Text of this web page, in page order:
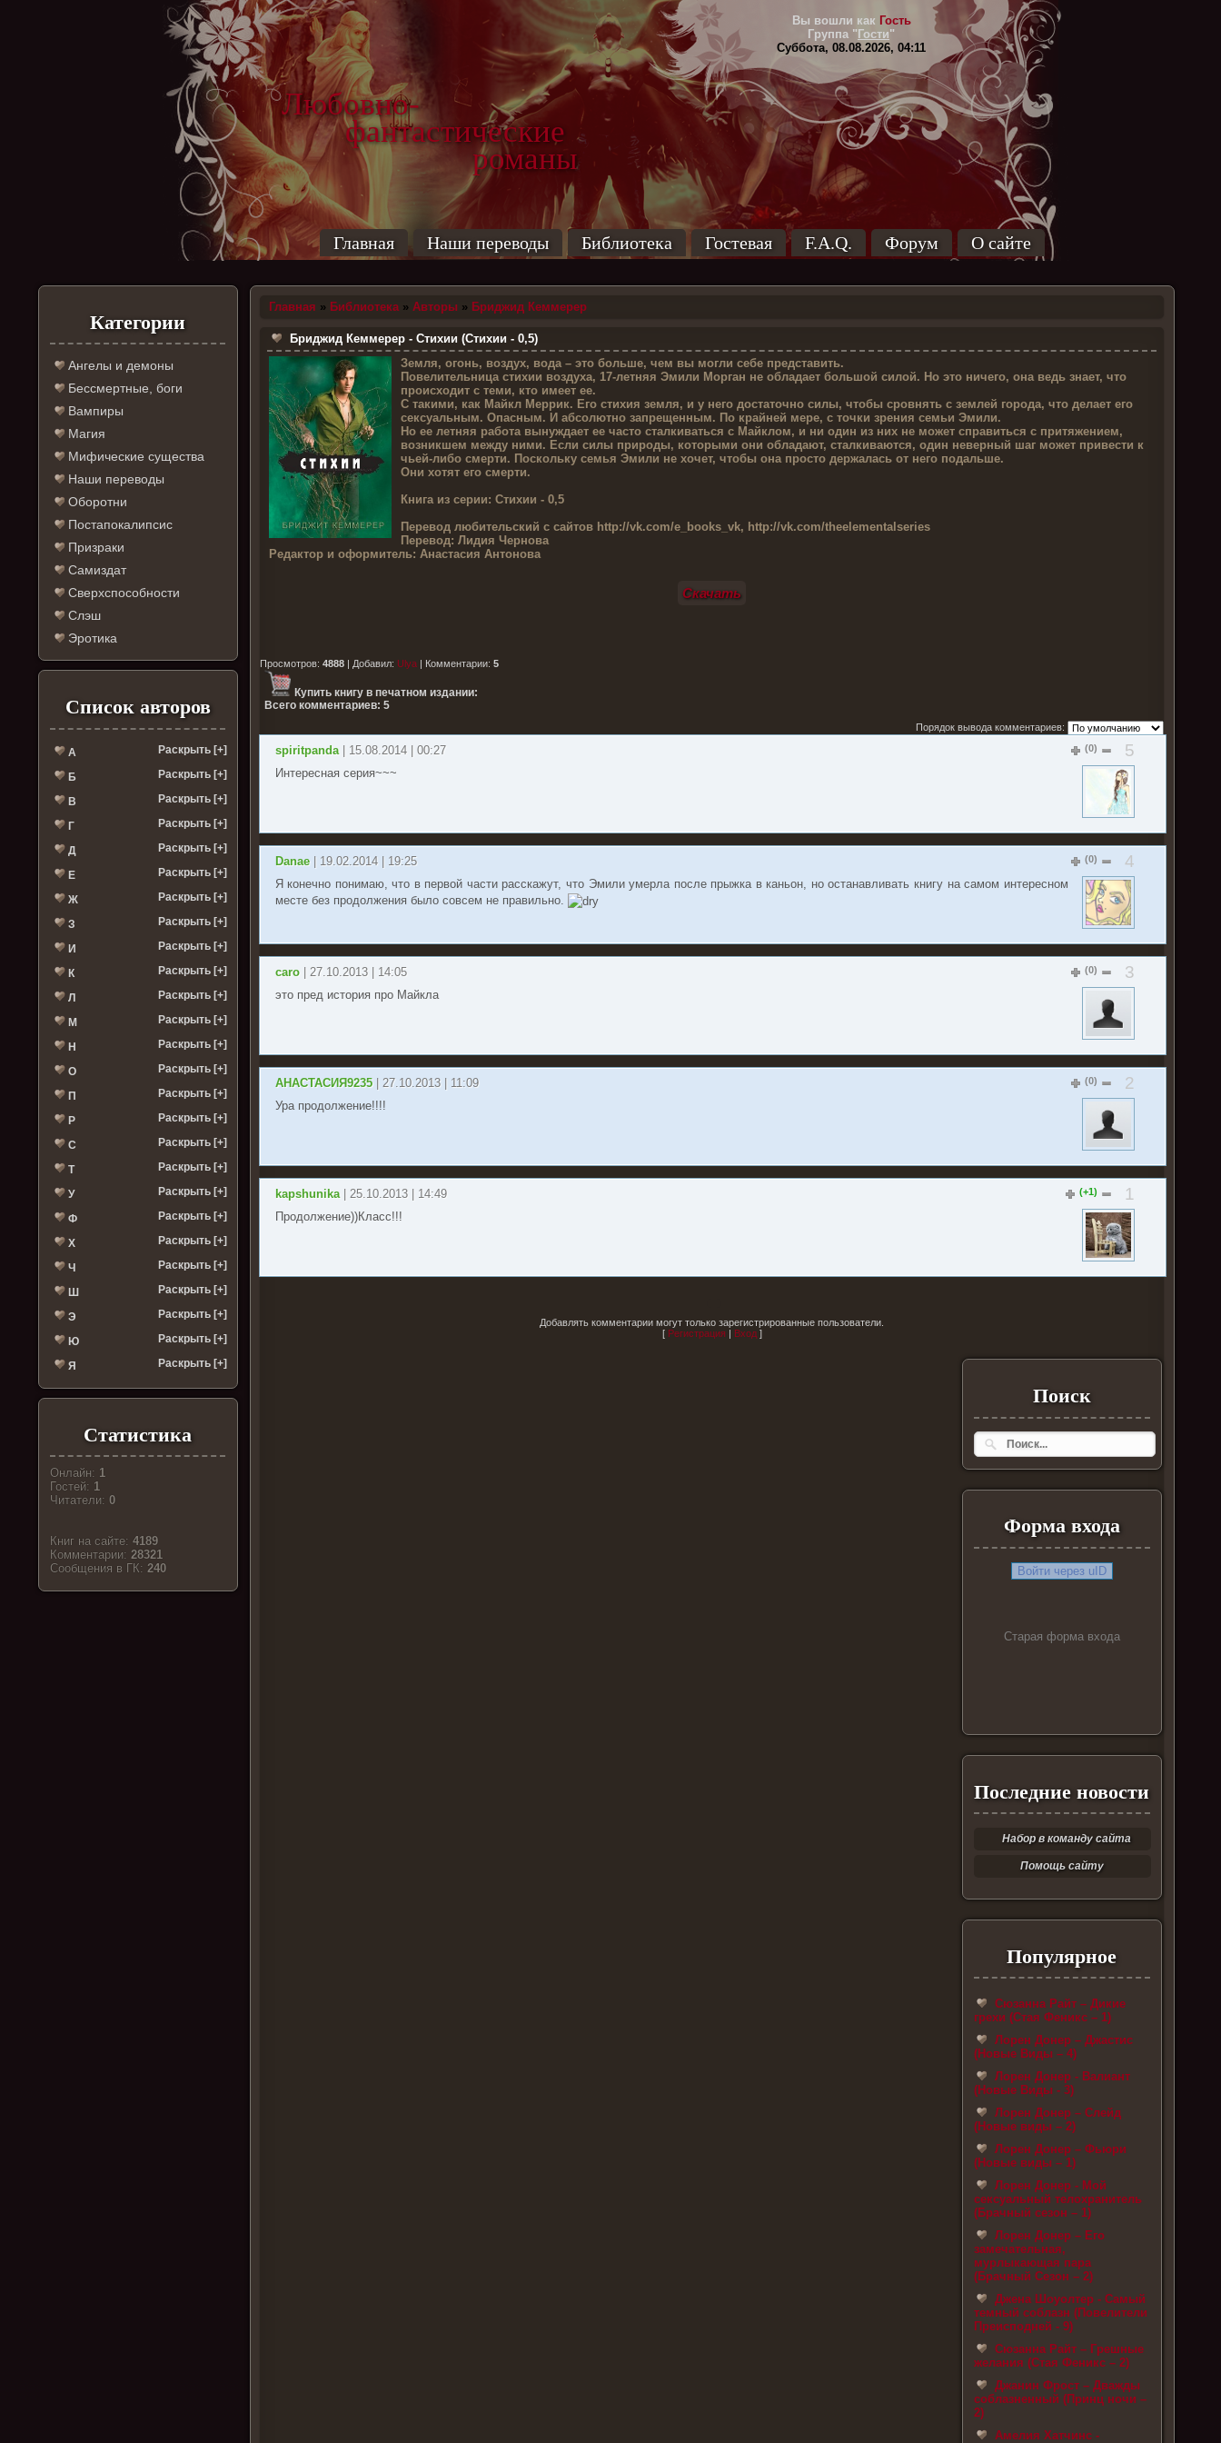
Любовно-
фантастические
романы
Вы вошли как Гость
Группа " Гости"
Суббота, 08.08.2026, 04:11
Главная Наши переводы Библиотека Гостевая F.A.Q. Форум О сайте
Категории
Ангелы и демоны
Бессмертные, боги
Вампиры
Магия
Мифические существа
Наши переводы
Оборотни
Постапокалипсис
Призраки
Самиздат
Сверхспособности
Слэш
Эротика
Список авторов
А Раскрыть [+]
Б Раскрыть [+]
В Раскрыть [+]
Г Раскрыть [+]
Д Раскрыть [+]
Е Раскрыть [+]
Ж Раскрыть [+]
З Раскрыть [+]
И Раскрыть [+]
К Раскрыть [+]
Л Раскрыть [+]
М Раскрыть [+]
Н Раскрыть [+]
О Раскрыть [+]
П Раскрыть [+]
Р Раскрыть [+]
С Раскрыть [+]
Т Раскрыть [+]
У Раскрыть [+]
Ф Раскрыть [+]
Х Раскрыть [+]
Ч Раскрыть [+]
Ш Раскрыть [+]
Э Раскрыть [+]
Ю Раскрыть [+]
Я Раскрыть [+]
Статистика
Онлайн: 1
Гостей: 1
Читатели: 0
Книг на сайте: 4189
Комментарии: 28321
Cообщения в ГК: 240
Главная » Библиотека» Авторы » Бриджид Кеммерер
Бриджид Кеммерер - Стихии (Стихии - 0,5)
Земля, огонь, воздух, вода – это больше, чем вы могли себе представить.
Повелительница стихии воздуха, 17-летняя Эмили Морган не обладает большой силой. Но это ничего, она ведь знает, что
происходит с теми, кто имеет ее.
С такими, как Майкл Меррик. Его стихия земля, и у него достаточно силы, чтобы сровнять с землей города, что делает его
сексуальным. Опасным. И абсолютно запрещенным. По крайней мере, с точки зрения семьи Эмили.
Но ее летняя работа вынуждает ее часто сталкиваться с Майклом, и ни один из них не может справиться с притяжением,
возникшем между ними. Если силы природы, которыми они обладают, сталкиваются, один неверный шаг может привести к
чьей-либо смерти. Поскольку семья Эмили не хочет, чтобы она просто держалась от него подальше.
Они хотят его смерти.
Книга из серии: Стихии - 0,5
Перевод любительский с сайтов http://vk.com/e_books_vk, http://vk.com/theelementalseries
Перевод: Лидия Чернова
Редактор и оформитель: Анастасия Антонова
Скачать
Просмотров: 4888| Добавил: Ulya| Комментарии: 5
Купить книгу в печатном издании:
Всего комментариев: 5
Порядок вывода комментариев:
spiritpanda | 15.08.2014 | 00:27 5
(0)
Интересная серия~~~
Danae | 19.02.2014 | 19:25 4
(0)
Я конечно понимаю, что в первой части расскажут, что Эмили умерла после прыжка в каньон, но останавливать книгу на самом интересном
месте без продолжения было совсем не правильно.
caro | 27.10.2013 | 14:05 3
(0)
это пред история про Майкла
АНАСТАСИЯ9235 | 27.10.2013 | 11:09 2
(0)
Ура продолжение!!!!
kapshunika | 25.10.2013 | 14:49 1
(+1)
Продолжение))Класс!!!
Добавлять комментарии могут только зарегистрированные пользователи.
[ Регистрация Вход]
Поиск
Форма входа
Войти через uID
Старая форма входа
Последние новости
Набор в команду сайта
Помощь сайту
Популярное
Сюзанна Райт – Дикие
грехи (Стая Феникс – 1)
Лорен Донер – Джастис
(Новые Виды – 4)
Лорен Донер - Валиант
(Новые Виды - 3)
Лорен Донер – Слейд
(Новые виды – 2)
Лорен Донер – Фьюри
(Новые виды – 1)
Лорен Донер - Мой
сексуальный телохранитель
(Брачный сезон – 1)
Лорен Донер – Его
замечательная,
мурлыкающая пара
(Брачный Сезон – 2)
Джена Шоуолтер - Самый
темный соблазн (Повелители
Преисподней - 9)
Сюзанна Райт – Грешные
желания (Стая Феникс – 2)
Джанин Фрост – Дважды
соблазненный (Принц ночи –
2)
Амелия Хатчинс -